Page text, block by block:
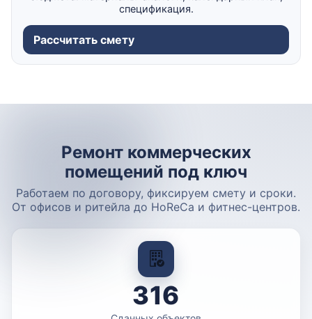
спецификация.
Рассчитать смету
Ремонт коммерческих
помещений под ключ
Работаем по договору, фиксируем смету и сроки.
От офисов и ритейла до HoReCa и фитнес-центров.
316